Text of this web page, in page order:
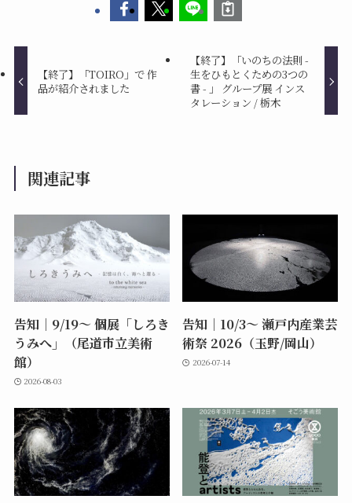
【終了】「TOIRO」で 作
品が紹介されました
【終了】「いのちの法則 -
生をひもとくための3つの
書 - 」 グループ展 インス
タレーション / 栃木
関連記事
告知｜9/19〜 個展「しろき
うみへ」（尾道市立美術
館）
2026-08-03
告知｜10/3〜 瀬戸内産業芸
術祭 2026（玉野/岡山）
2026-07-14